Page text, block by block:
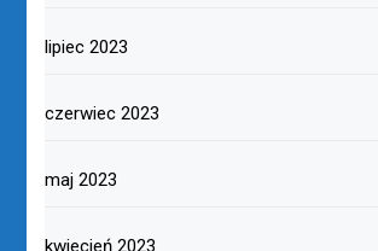
lipiec 2023
czerwiec 2023
maj 2023
kwiecień 2023